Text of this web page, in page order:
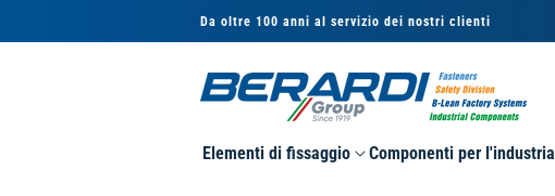
ai contenuti
Da oltre 100 anni al servizio dei nostri clienti
Elementi di fissaggio Componenti per l'industria